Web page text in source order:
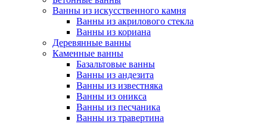
Ванны из искусственного камня
Ванны из акрилового стекла
Ванны из кориана
Деревянные ванны
Каменные ванны
Базальтовые ванны
Ванны из андезита
Ванны из известняка
Ванны из оникса
Ванны из песчаника
Ванны из травертина